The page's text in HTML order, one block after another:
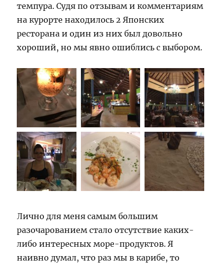
темпура. Судя по отзывам и комментариям
на курорте находилось 2 Японских
ресторана и один из них был довольно
хороший, но мы явно ошиблись с выбором.
Лично для меня самым большим
разочарованием стало отсутствие каких-
либо интересных море-продуктов. Я
наивно думал, что раз мы в карибе, то